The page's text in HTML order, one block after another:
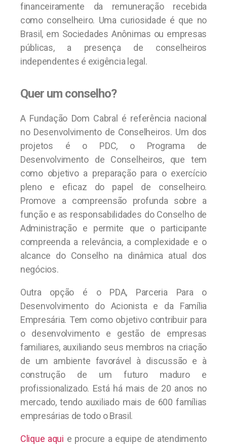
financeiramente da remuneração recebida
como conselheiro. Uma curiosidade é que no
Brasil, em Sociedades Anônimas ou empresas
públicas, a presença de conselheiros
independentes é exigência legal.
Quer um conselho?
A Fundação Dom Cabral é referência nacional
no Desenvolvimento de Conselheiros. Um dos
projetos é o PDC, o Programa de
Desenvolvimento de Conselheiros, que tem
como objetivo a preparação para o exercício
pleno e eficaz do papel de conselheiro.
Promove a compreensão profunda sobre a
função e as responsabilidades do Conselho de
Administração e permite que o participante
compreenda a relevância, a complexidade e o
alcance do Conselho na dinâmica atual dos
negócios.
Outra opção é o PDA, Parceria Para o
Desenvolvimento do Acionista e da Família
Empresária. Tem como objetivo contribuir para
o desenvolvimento e gestão de empresas
familiares, auxiliando seus membros na criação
de um ambiente favorável à discussão e à
construção de um futuro maduro e
profissionalizado. Está há mais de 20 anos no
mercado, tendo auxiliado mais de 600 famílias
empresárias de todo o Brasil.
Clique aqui e procure a equipe de atendimento